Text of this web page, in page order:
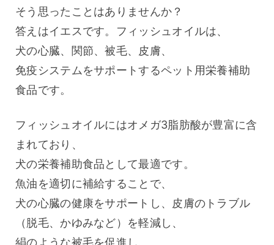
そう思ったことはありませんか？
答えはイエスです。フィッシュオイルは、
犬の心臓、関節、被毛、皮膚、
免疫システムをサポートするペット用栄養補助
食品です。
フィッシュオイルにはオメガ3脂肪酸が豊富に含
まれており、
犬の栄養補助食品として最適です。
魚油を適切に補給することで、
犬の心臓の健康をサポートし、皮膚のトラブル
（脱毛、かゆみなど）を軽減し、
絹のような被毛を促進し、